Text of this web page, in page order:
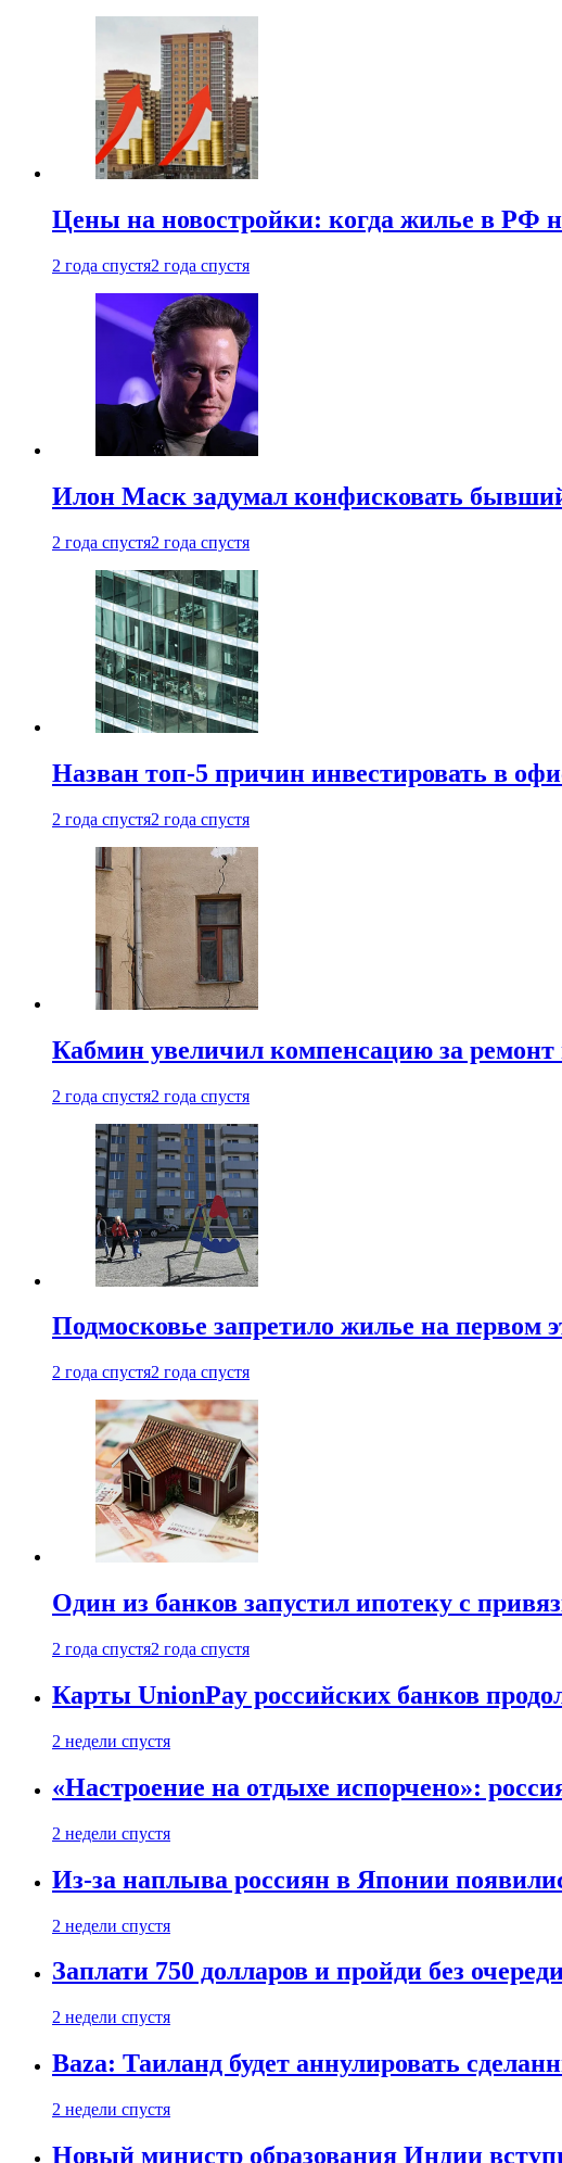
Цены на новостройки: когда жилье в РФ
2 года спустя2 года спустя
Илон Маск задумал конфисковать
2 года спустя2 года спустя
Назван топ-5 причин инвестировать в
2 года спустя2 года спустя
Кабмин увеличил компенсацию за
2 года спустя2 года спустя
Подмосковье запретило жилье на первом
2 года спустя2 года спустя
Один из банков запустил ипотеку с
2 года спустя2 года спустя
Карты UnionPay российских банков
2 недели спустя
«Настроение на отдыхе испорчено»:
2 недели спустя
Из-за наплыва россиян в Японии
2 недели спустя
Заплати 750 долларов и пройди без
2 недели спустя
Baza: Таиланд будет аннулировать
2 недели спустя
Новый министр образования Индии